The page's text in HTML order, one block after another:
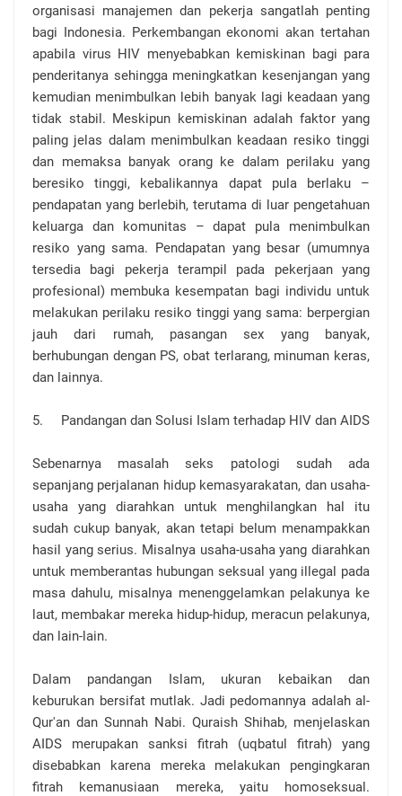
organisasi manajemen dan pekerja sangatlah penting
bagi Indonesia. Perkembangan ekonomi akan tertahan
apabila virus HIV menyebabkan kemiskinan bagi para
penderitanya sehingga meningkatkan kesenjangan yang
kemudian menimbulkan lebih banyak lagi keadaan yang
tidak stabil. Meskipun kemiskinan adalah faktor yang
paling jelas dalam menimbulkan keadaan resiko tinggi
dan memaksa banyak orang ke dalam perilaku yang
beresiko tinggi, kebalikannya dapat pula berlaku –
pendapatan yang berlebih, terutama di luar pengetahuan
keluarga dan komunitas – dapat pula menimbulkan
resiko yang sama. Pendapatan yang besar (umumnya
tersedia bagi pekerja terampil pada pekerjaan yang
profesional) membuka kesempatan bagi individu untuk
melakukan perilaku resiko tinggi yang sama: berpergian
jauh dari rumah, pasangan sex yang banyak,
berhubungan dengan PS, obat terlarang, minuman keras,
dan lainnya.
5. Pandangan dan Solusi Islam terhadap HIV dan AIDS
Sebenarnya masalah seks patologi sudah ada
sepanjang perjalanan hidup kemasyarakatan, dan usaha-
usaha yang diarahkan untuk menghilangkan hal itu
sudah cukup banyak, akan tetapi belum menampakkan
hasil yang serius. Misalnya usaha-usaha yang diarahkan
untuk memberantas hubungan seksual yang illegal pada
masa dahulu, misalnya menenggelamkan pelakunya ke
laut, membakar mereka hidup-hidup, meracun pelakunya,
dan lain-lain.
Dalam pandangan Islam, ukuran kebaikan dan
keburukan bersifat mutlak. Jadi pedomannya adalah al-
Qur'an dan Sunnah Nabi. Quraish Shihab, menjelaskan
AIDS merupakan sanksi fitrah (uqbatul fitrah) yang
disebabkan karena mereka melakukan pengingkaran
fitrah kemanusiaan mereka, yaitu homoseksual.